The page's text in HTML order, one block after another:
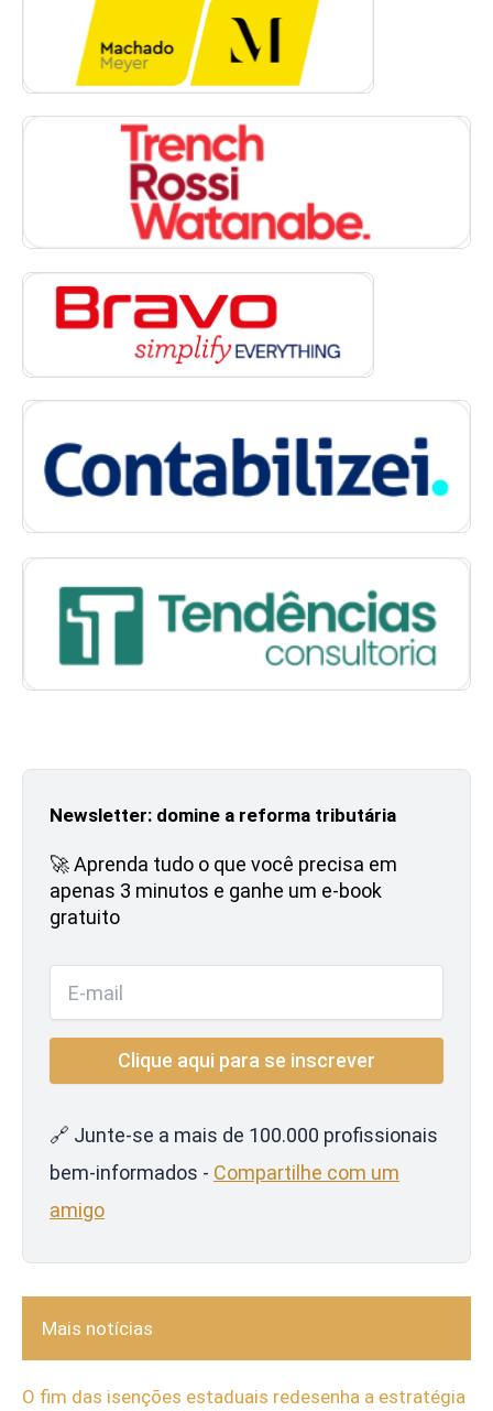
Newsletter: domine a reforma tributária
🚀 Aprenda tudo o que você precisa em
apenas 3 minutos e ganhe um e-book
gratuito
🔗 Junte-se a mais de 100.000 profissionais
bem-informados - Compartilhe com um
amigo
Mais notícias
O fim das isenções estaduais redesenha a estratégia